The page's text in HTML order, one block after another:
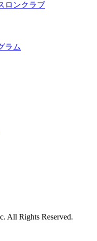
ロンクラブ
ラム
All Rights Reserved.